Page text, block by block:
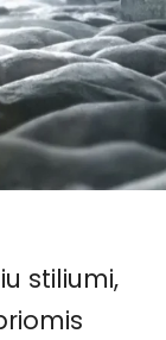
stiliumi,